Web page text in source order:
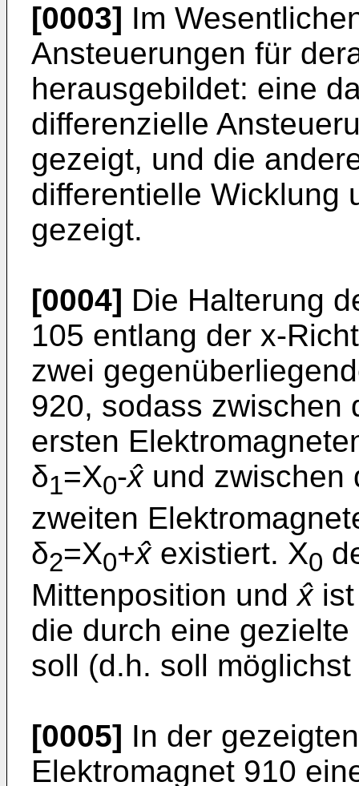
[0003] Im
Ansteuerungen für
herausgebildet: eine
differenzielle
gezeigt, und die
differentielle Wicklung
gezeigt.
[0004] Die Halterung
105 entlang der x-
zwei
920, sodass zwischen
ersten
δ1=X0-x̂und zwischen
zweiten
δ2=X0+x̂existiert. X0
Mittenposition undx̂ist
die durch eine
soll (d.h. soll
[0005] In der
Elektromagnet 910